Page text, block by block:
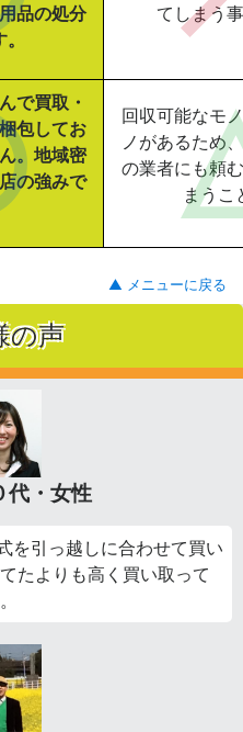
品の処分
てしまう
で買取・
包してお
。地域密
の強みで
回収可能なモ
ノがあるため
の業者にも頼
まうこ
▲ メニューに戻る
の声
代・女性
を引っ越しに合わせて買い
たよりも高く買い取って